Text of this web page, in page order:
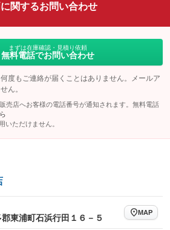
パワーステアリング
：装備あり
トロール
盗難防止システム
：装備あり
：装備あり
ハーフレザーシート
：装備あり
LEDヘッドランプ
：装備あり
：装備なし
スマートキー
オットマン
関するお問い合わせ
まずは在庫確認・見積り依頼
無料電話でお問い合わせ
度もご連絡が届くことはありません。メールア
ん。
売店へお客様の電話番号が通知されます。無料電話
いただけません。
東浦町石浜行田１６－５
MAP